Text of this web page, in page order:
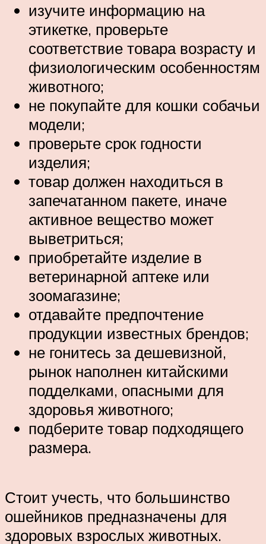
изучите информацию на
этикетке, проверьте
соответствие товара возрасту и
физиологическим особенностям
животного;
не покупайте для кошки собачьи
модели;
проверьте срок годности
изделия;
товар должен находиться в
запечатанном пакете, иначе
активное вещество может
выветриться;
приобретайте изделие в
ветеринарной аптеке или
зоомагазине;
отдавайте предпочтение
продукции известных брендов;
не гонитесь за дешевизной,
рынок наполнен китайскими
подделками, опасными для
здоровья животного;
подберите товар подходящего
размера.
Стоит учесть, что большинство
ошейников предназначены для
здоровых взрослых животных.